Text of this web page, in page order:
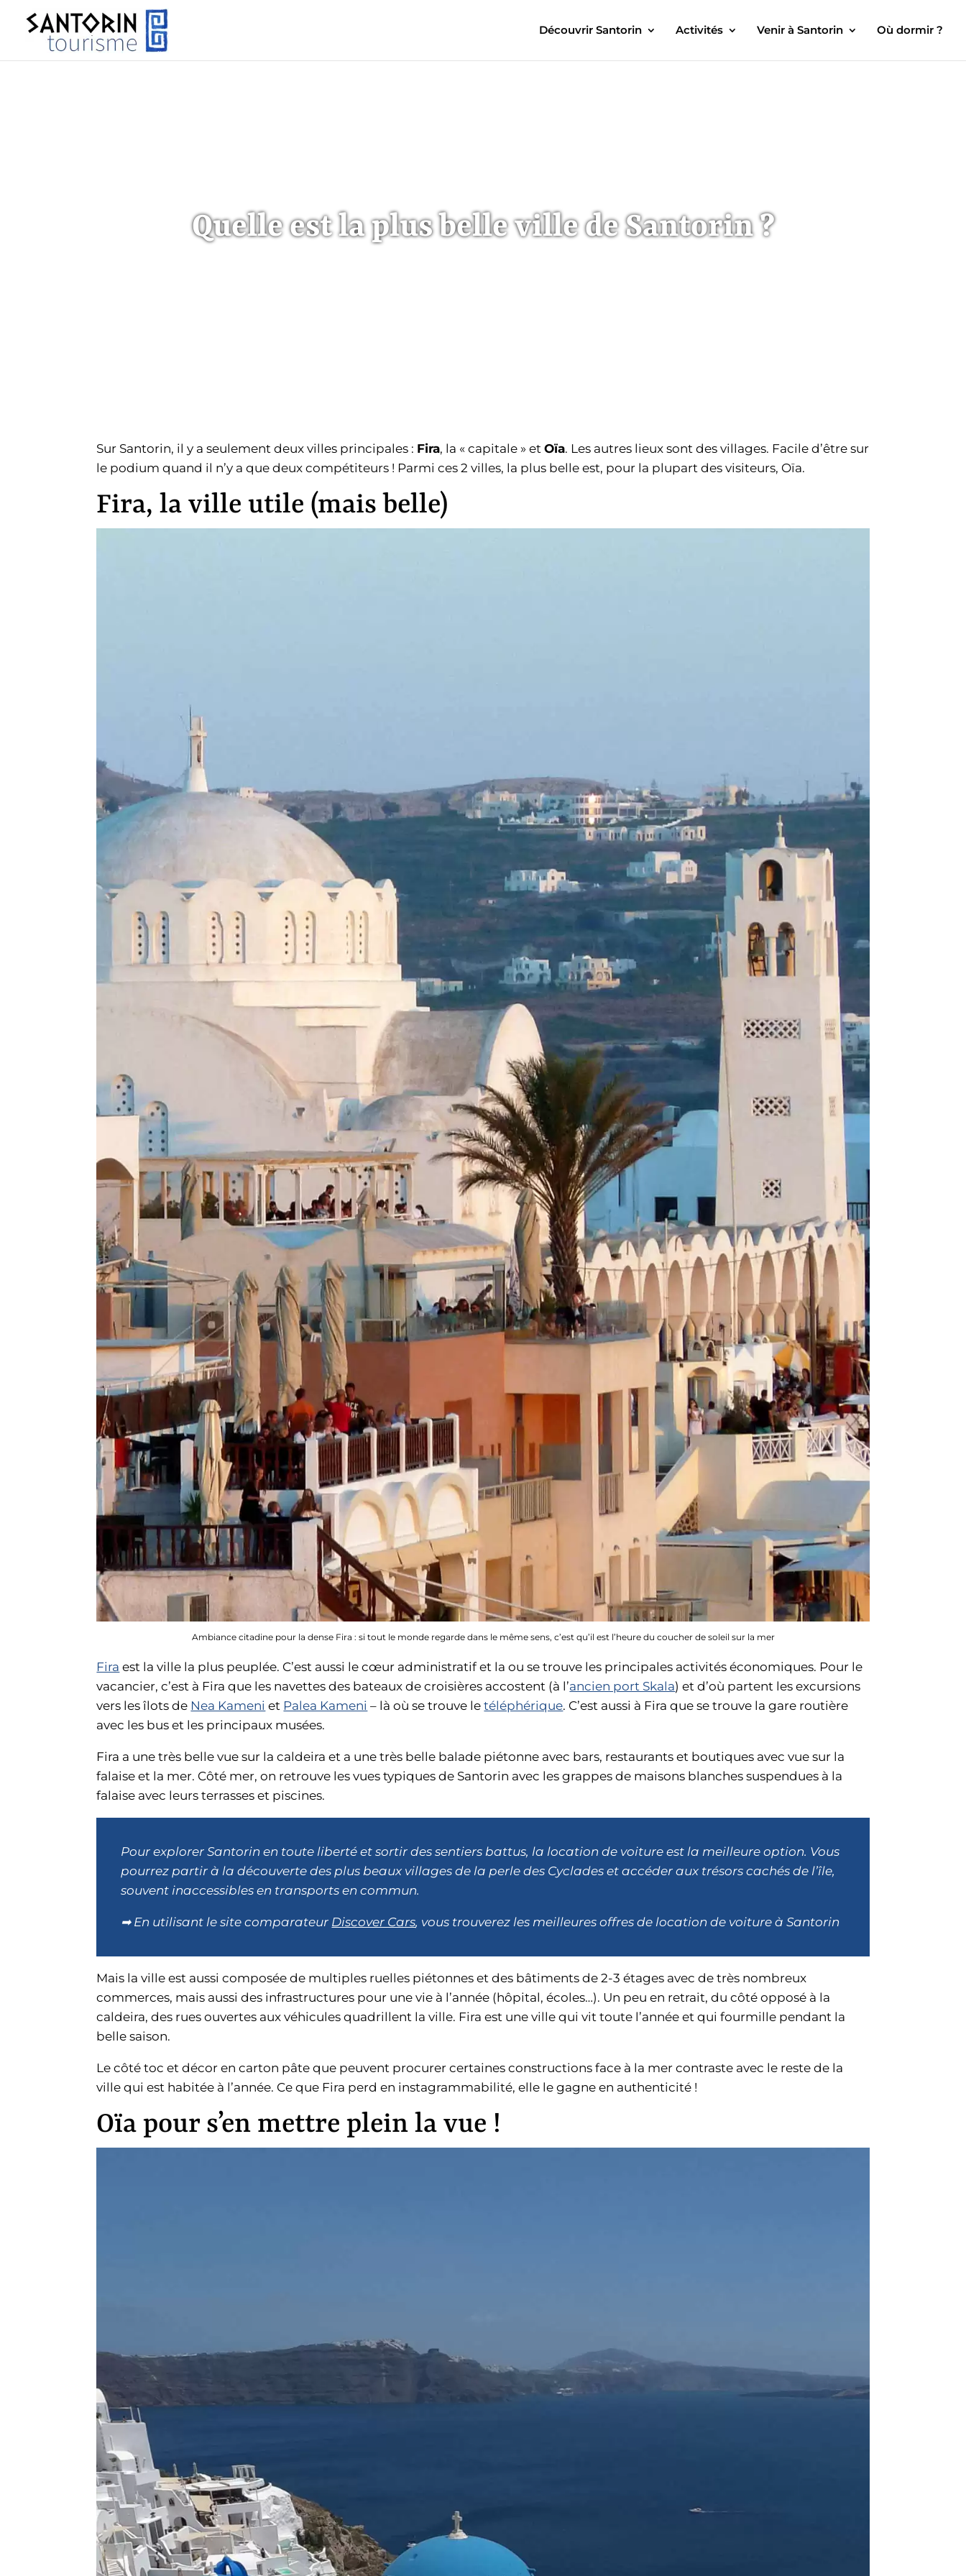
Découvrir Santorin Activités Venir à Santorin Où dormir ?
Quelle est la plus belle ville de Santorin ?
Sur Santorin, il y a seulement deux villes principales : Fira, la « capitale » etOïa. Les autres lieux sont des villages. Facile d’être sur
le podium quand il n’y a que deux compétiteurs ! Parmi ces 2 villes, la plus belle est, pour la plupart des visiteurs, Oïa.
Fira, la ville utile (mais belle)
Ambiance citadine pour la dense Fira : si tout le monde regarde dans le même sens, c’est qu’il est l’heure du coucher de soleil sur la mer
Fira est la ville la plus peuplée. C’est aussi le cœur administratif et la ou se trouve les principales activités économiques. Pour le
vacancier, c’est à Fira que les navettes des bateaux de croisières accostent (à l’ancien port Skala) et d’où partent les excursions
vers les îlots de Nea Kameni et Palea Kameni – là où se trouve letéléphérique. C’est aussi à Fira que se trouve la gare routière
avec les bus et les principaux musées.
Fira a une très belle vue sur la caldeira et a une très belle balade piétonne avec bars, restaurants et boutiques avec vue sur la
falaise et la mer. Côté mer, on retrouve les vues typiques de Santorin avec les grappes de maisons blanches suspendues à la
falaise avec leurs terrasses et piscines.
Pour explorer Santorin en toute liberté et sortir des sentiers battus, la location de voiture est la meilleure option. Vous
pourrez partir à la découverte des plus beaux villages de la perle des Cyclades et accéder aux trésors cachés de l’île,
souvent inaccessibles en transports en commun.
➡ En utilisant le site comparateur Discover Cars, vous trouverez les meilleures offres de location de voiture à Santorin
Mais la ville est aussi composée de multiples ruelles piétonnes et des bâtiments de 2-3 étages avec de très nombreux
commerces, mais aussi des infrastructures pour une vie à l’année (hôpital, écoles…). Un peu en retrait, du côté opposé à la
caldeira, des rues ouvertes aux véhicules quadrillent la ville. Fira est une ville qui vit toute l’année et qui fourmille pendant la
belle saison.
Le côté toc et décor en carton pâte que peuvent procurer certaines constructions face à la mer contraste avec le reste de la
ville qui est habitée à l’année. Ce que Fira perd en instagrammabilité, elle le gagne en authenticité !
Oïa pour s’en mettre plein la vue !